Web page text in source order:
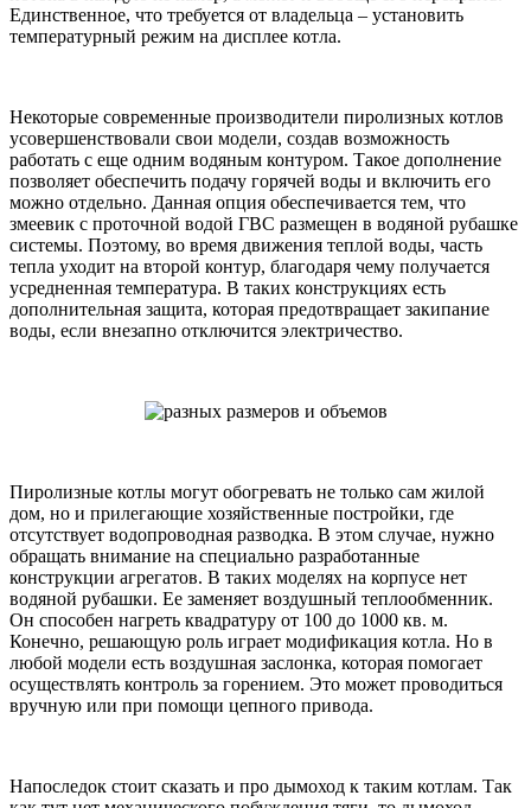
Единственное, что требуется от владельца – установить
температурный режим на дисплее котла.
Некоторые современные производители пиролизных котлов
усовершенствовали свои модели, создав возможность
работать с еще одним водяным контуром. Такое дополнение
позволяет обеспечить подачу горячей воды и включить его
можно отдельно. Данная опция обеспечивается тем, что
змеевик с проточной водой ГВС размещен в водяной рубашке
системы. Поэтому, во время движения теплой воды, часть
тепла уходит на второй контур, благодаря чему получается
усредненная температура. В таких конструкциях есть
дополнительная защита, которая предотвращает закипание
воды, если внезапно отключится электричество.
Пиролизные котлы могут обогревать не только сам жилой
дом, но и прилегающие хозяйственные постройки, где
отсутствует водопроводная разводка. В этом случае, нужно
обращать внимание на специально разработанные
конструкции агрегатов. В таких моделях на корпусе нет
водяной рубашки. Ее заменяет воздушный теплообменник.
Он способен нагреть квадратуру от 100 до 1000 кв. м.
Конечно, решающую роль играет модификация котла. Но в
любой модели есть воздушная заслонка, которая помогает
осуществлять контроль за горением. Это может проводиться
вручную или при помощи цепного привода.
Напоследок стоит сказать и про дымоход к таким котлам. Так